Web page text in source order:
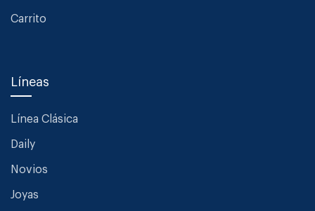
Carrito
Líneas
Línea Clásica
Daily
Novios
Joyas